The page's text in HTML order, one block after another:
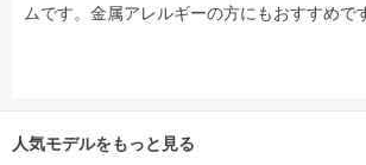
ムです。金属アレルギーの方にもおすすめで
人気モデルをもっと見る